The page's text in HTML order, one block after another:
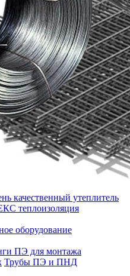
качественный утеплитель
теплоизоляция
оборудование
ПЭ для монтажа
Трубы ПЭ и ПНД